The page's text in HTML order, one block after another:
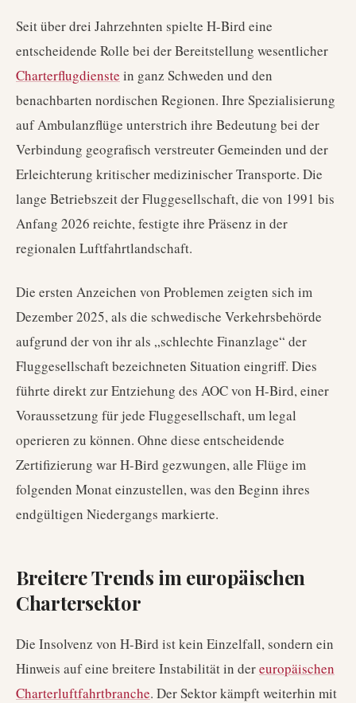
Seit über drei Jahrzehnten spielte H-Bird eine
entscheidende Rolle bei der Bereitstellung wesentlicher
Charterflugdienste in ganz Schweden und den
benachbarten nordischen Regionen. Ihre Spezialisierung
auf Ambulanzflüge unterstrich ihre Bedeutung bei der
Verbindung geografisch verstreuter Gemeinden und der
Erleichterung kritischer medizinischer Transporte. Die
lange Betriebszeit der Fluggesellschaft, die von 1991 bis
Anfang 2026 reichte, festigte ihre Präsenz in der
regionalen Luftfahrtlandschaft.
Die ersten Anzeichen von Problemen zeigten sich im
Dezember 2025, als die schwedische Verkehrsbehörde
aufgrund der von ihr als „schlechte Finanzlage“ der
Fluggesellschaft bezeichneten Situation eingriff. Dies
führte direkt zur Entziehung des AOC von H-Bird, einer
Voraussetzung für jede Fluggesellschaft, um legal
operieren zu können. Ohne diese entscheidende
Zertifizierung war H-Bird gezwungen, alle Flüge im
folgenden Monat einzustellen, was den Beginn ihres
endgültigen Niedergangs markierte.
Breitere Trends im europäischen
Chartersektor
Die Insolvenz von H-Bird ist kein Einzelfall, sondern ein
Hinweis auf eine breitere Instabilität in dereuropäischen
Charterluftfahrtbranche. Der Sektor kämpft weiterhin mit